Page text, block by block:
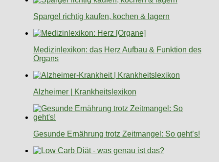
Spargel richtig kaufen, kochen & lagern
Medizinlexikon: das Herz Aufbau & Funktion des
Organs
Alzheimer | Krankheitslexikon
Gesunde Ernährung trotz Zeitmangel: So geht’s!